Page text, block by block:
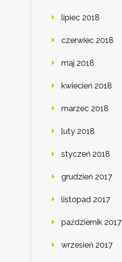
lipiec 2018
czerwiec 2018
maj 2018
kwiecień 2018
marzec 2018
luty 2018
styczeń 2018
grudzień 2017
listopad 2017
październik 2017
wrzesień 2017